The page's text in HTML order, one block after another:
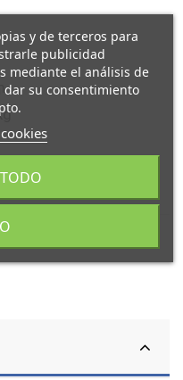
y de terceros para
publicidad
mediante el análisis de
dar su consentimiento